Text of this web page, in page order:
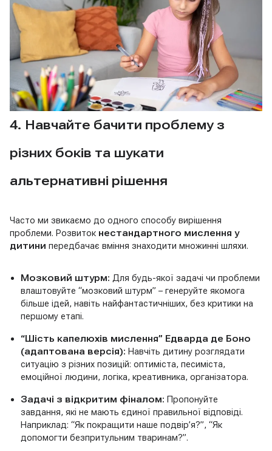
4. Навчайте бачити проблему з
різних боків та шукати
альтернативні рішення
Часто ми звикаємо до одного способу вирішення
проблеми. Розвиток нестандартного мислення у
дитини передбачає вміння знаходити множинні шляхи.
Мозковий штурм: Для будь-якої задачі чи проблеми
влаштовуйте “мозковий штурм” – генеруйте якомога
більше ідей, навіть найфантастичніших, без критики на
першому етапі.
“Шість капелюхів мислення” Едварда де Боно
(адаптована версія): Навчіть дитину розглядати
ситуацію з різних позицій: оптиміста, песиміста,
емоційної людини, логіка, креативника, організатора.
Задачі з відкритим фіналом: Пропонуйте
завдання, які не мають єдиної правильної відповіді.
Наприклад: “Як покращити наше подвір’я?”, “Як
допомогти безпритульним тваринам?”.